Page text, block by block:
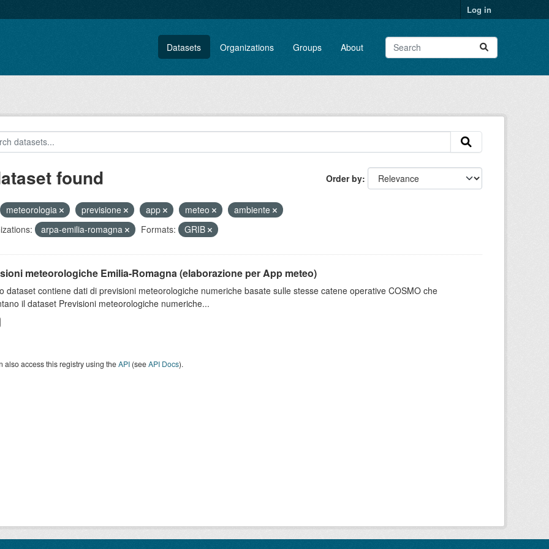
Log in
Datasets Organizations Groups About
Order by
found
meteorologia previsione app meteo
ambiente
arpa-emilia-romagna Formats: GRIB
meteorologiche Emilia-Romagna (elaborazione per App meteo)
dataset contiene dati di previsioni meteorologiche numeriche basate sulle stesse catene operative COSMO che
il dataset Previsioni meteorologiche numeriche...
also access this registry using theAPI(seeAPI Docs).